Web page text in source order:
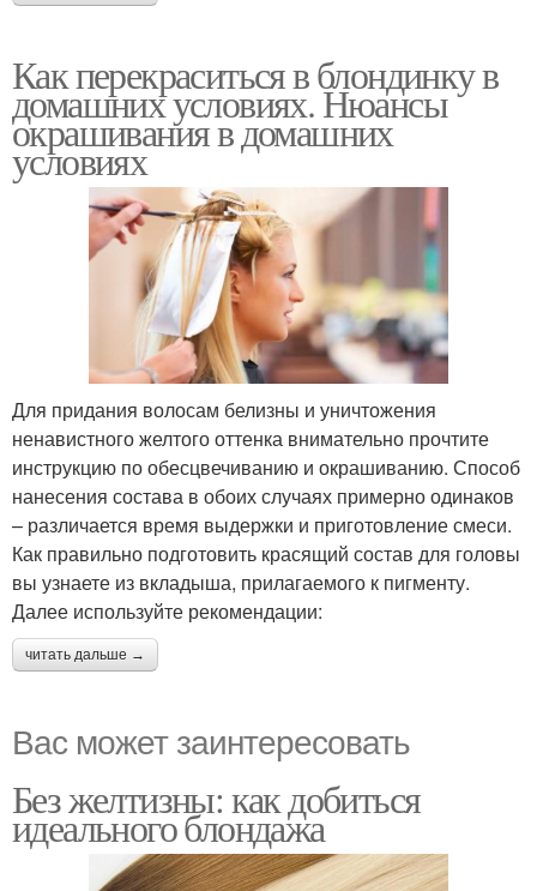
Как перекраситься в блондинку в
домашних условиях. Нюансы
окрашивания в домашних
условиях
Для придания волосам белизны и уничтожения
ненавистного желтого оттенка внимательно прочтите
инструкцию по обесцвечиванию и окрашиванию. Способ
нанесения состава в обоих случаях примерно одинаков
– различается время выдержки и приготовление смеси.
Как правильно подготовить красящий состав для головы
вы узнаете из вкладыша, прилагаемого к пигменту.
Далее используйте рекомендации:
читать дальше →
Вас может заинтересовать
Без желтизны: как добиться
идеального блондажа